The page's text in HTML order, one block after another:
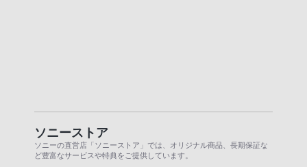
ソニーストア
ソニーの直営店「ソニーストア」では、オリジナル商品、長期保証な
ど豊富なサービスや特典をご提供しています。